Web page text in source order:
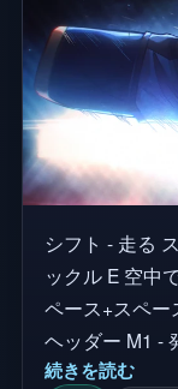
シフト - 走る
ックル E 空中
ペース+スペー
ヘッダー M1 -
M2 - ショット
続きを読む